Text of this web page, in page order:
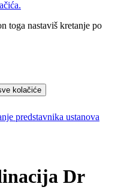
toga nastaviš kretanje po
kolačiće
predstavnika ustanova
Dr